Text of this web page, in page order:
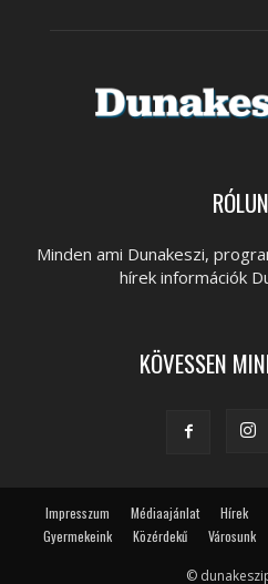
Minden ami Dunakeszi,
hírek információk
KÖVESSEN
Impresszum Médiaajánlat Hírek
Gyermekeink
Közérdekű Városunk
©